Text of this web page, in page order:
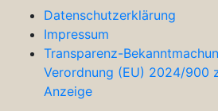
Datenschutzerklärung
Impressum
Transparenz-
Verordnung (EU) 2024/900
Anzeige